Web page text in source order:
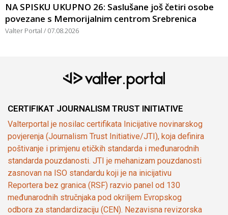
NA SPISKU UKUPNO 26: Saslušane još četiri osobe
povezane s Memorijalnim centrom Srebrenica
Valter Portal 07.08.2026
CERTIFIKAT JOURNALISM TRUST INITIATIVE
Valterportal je nosilac certifikata Inicijative novinarskog
povjerenja (Journalism Trust Initiative/JTI), koja definira
poštivanje i primjenu etičkih standarda i međunarodnih
standarda pouzdanosti. JTI je mehanizam pouzdanosti
zasnovan na ISO standardu koji je na inicijativu
Reportera bez granica (RSF) razvio panel od 130
međunarodnih stručnjaka pod okriljem Evropskog
odbora za standardizaciju (CEN). Nezavisna revizorska